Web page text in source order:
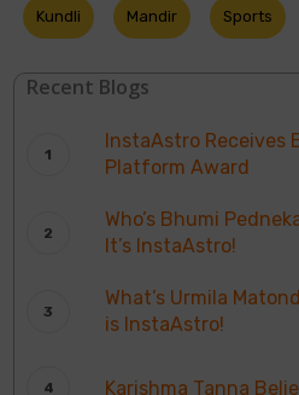
Kundli Mandir Sports
Recent Blogs
InstaAstro Receives
Platform Award
Who’s Bhumi
It’s InstaAstro!
What’s Urmila
is InstaAstro!
Karishma Tanna